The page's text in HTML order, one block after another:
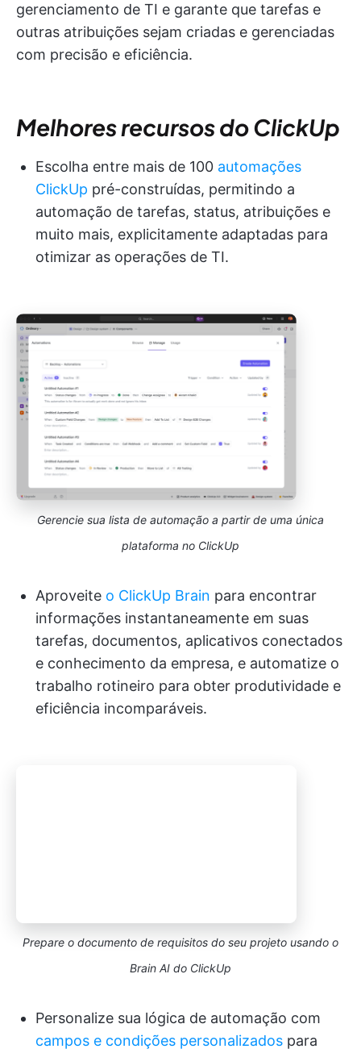
gerenciamento de TI e garante que tarefas e
outras atribuições sejam criadas e gerenciadas
com precisão e eficiência.
Melhores recursos do ClickUp
Escolha entre mais de 100 automações
ClickUp pré-construídas, permitindo a
automação de tarefas, status, atribuições e
muito mais, explicitamente adaptadas para
otimizar as operações de TI.
Gerencie sua lista de automação a partir de uma única
plataforma no ClickUp
Aproveite o ClickUp Brain para encontrar
informações instantaneamente em suas
tarefas, documentos, aplicativos conectados
e conhecimento da empresa, e automatize o
trabalho rotineiro para obter produtividade e
eficiência incomparáveis.
Prepare o documento de requisitos do seu projeto usando o
Brain AI do ClickUp
Personalize sua lógica de automação com
campos e condições personalizados para